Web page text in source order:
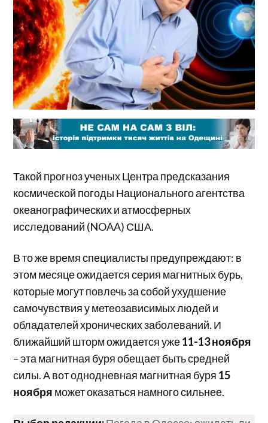
Такой прогноз ученых Центра предсказания
космической погоды Национального агентства
океанографических и атмосферных
исследований (NOAA) США.
В то же время специалисты предупреждают: в
этом месяце ожидается серия магнитных бурь,
которые могут повлечь за собой ухудшение
самочувствия у метеозависимых людей и
обладателей хронических заболеваний. И
ближайший шторм ожидается уже11-13 ноября
– эта магнитная буря обещает быть средней
силы. А вот однодневная магнитная буря 15
ноября может оказаться намного сильнее.